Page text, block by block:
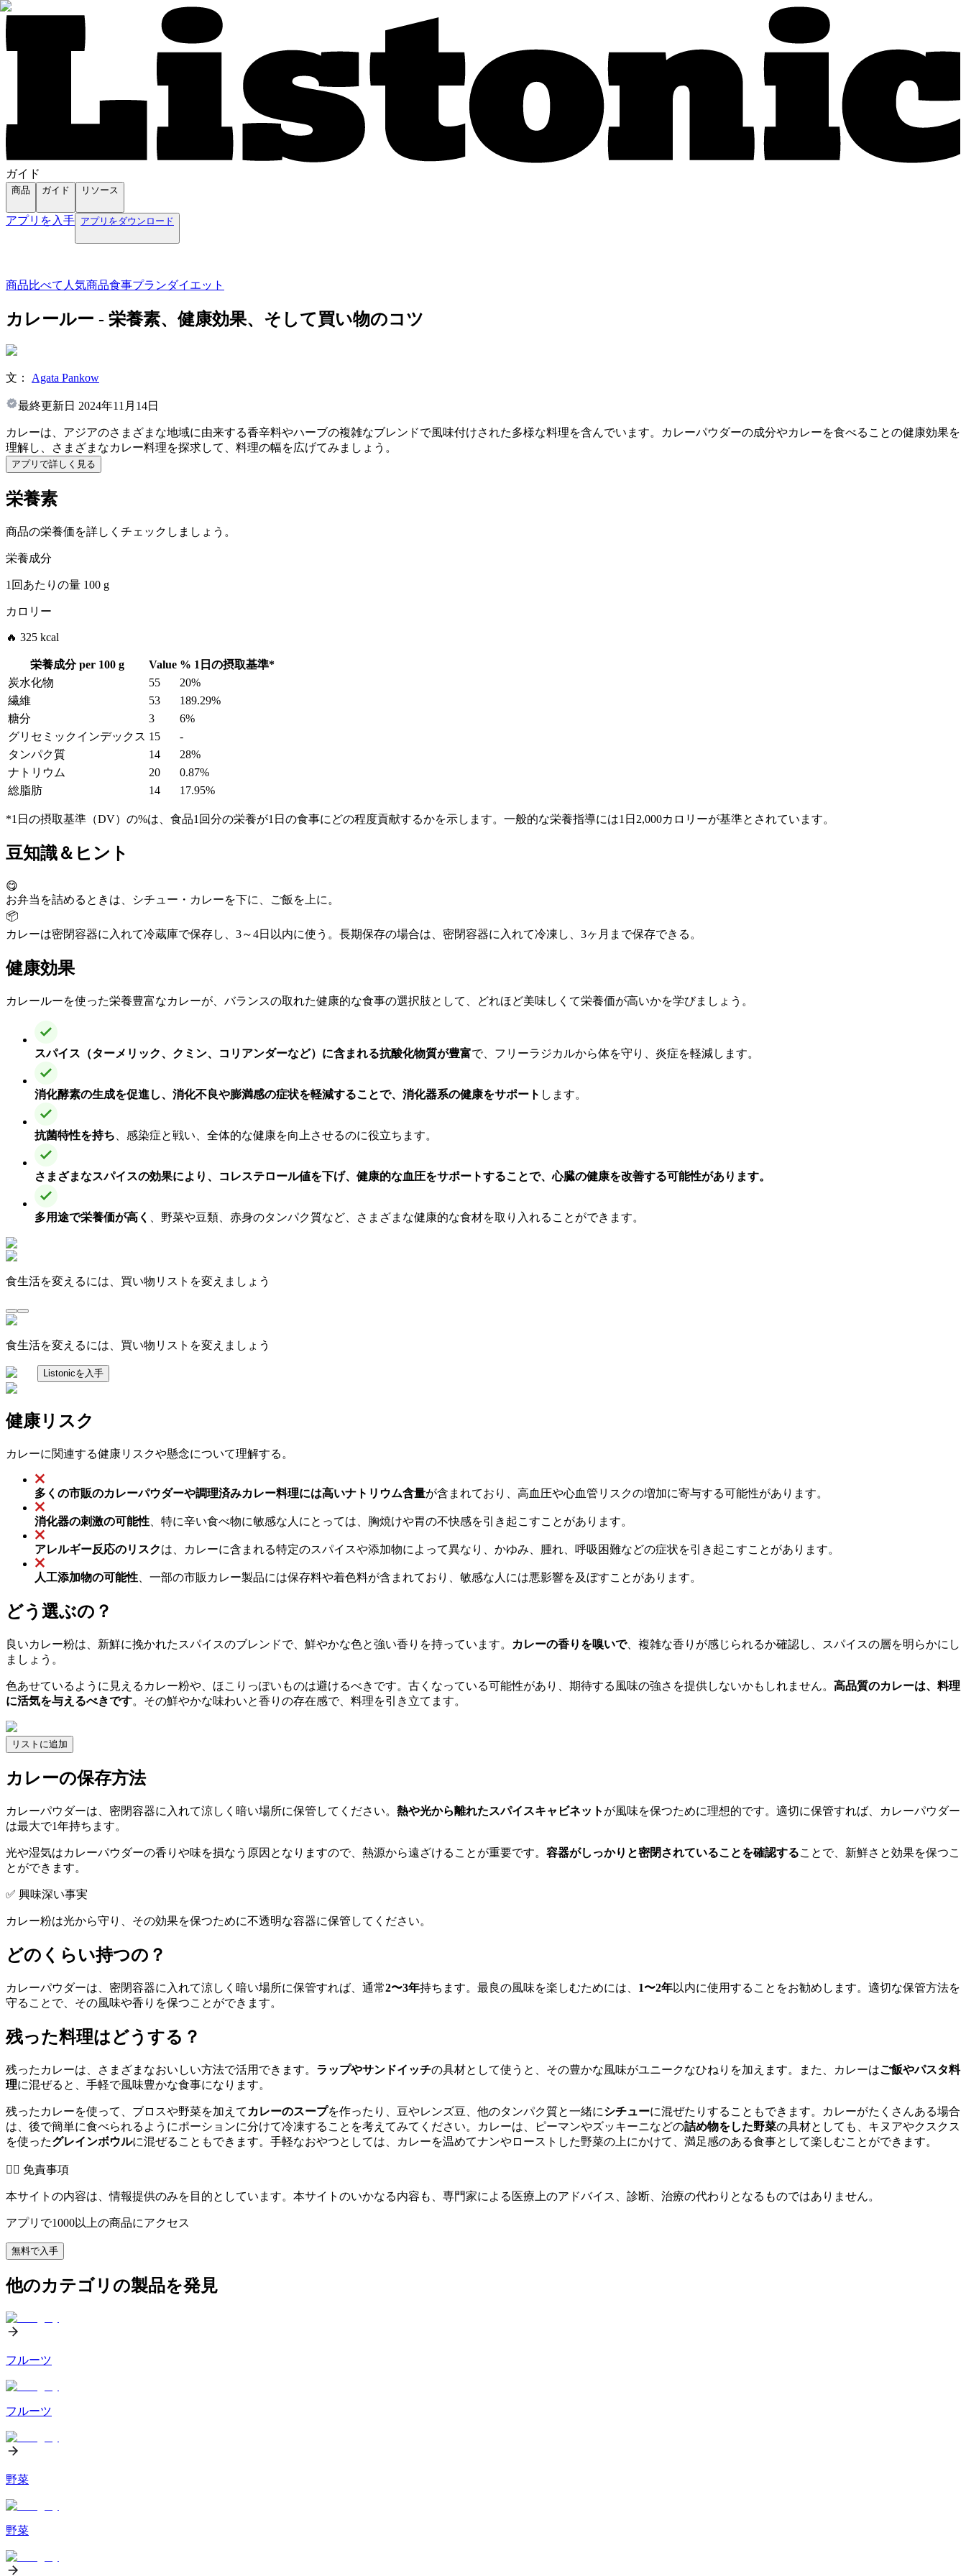
ガイド
商品 ガイド リソース
アプリを入手 アプリをダウンロード
商品比べて 人気商品食事プランダイエット
カレールー - 栄養素、健康効果、そして買い物のコツ
文： Agata Pankow
最終更新日 2024年11月14日
カレーは、アジアのさまざまな地域に由来する香辛料やハーブの複雑なブレンドで風味付けされた多様な料理を含んでいます。カレーパウダーの成分やカレーを食べることの健康効果を
理解し、さまざまなカレー料理を探求して、料理の幅を広げてみましょう。
アプリで詳しく見る
栄養素
商品の栄養価を詳しくチェックしましょう。
栄養成分
1回あたりの量 100 g
カロリー
🔥 325 kcal
栄養成分 per 100 g Value % 1日の摂取基準*
炭水化物
55
20%
繊維
53
189.29%
糖分
3
6%
グリセミックインデックス 15
-
タンパク質
14
28%
ナトリウム
20
0.87%
総脂肪
14 17.95%
*1日の摂取基準（DV）の%は、食品1回分の栄養が1日の食事にどの程度貢献するかを示します。一般的な栄養指導には1日2,000カロリーが基準とされています。
豆知識＆ヒント
😋
お弁当を詰めるときは、シチュー・カレーを下に、ご飯を上に。
📦
カレーは密閉容器に入れて冷蔵庫で保存し、3～4日以内に使う。長期保存の場合は、密閉容器に入れて冷凍し、3ヶ月まで保存できる。
健康効果
カレールーを使った栄養豊富なカレーが、バランスの取れた健康的な食事の選択肢として、どれほど美味しくて栄養価が高いかを学びましょう。
スパイス（ターメリック、クミン、コリアンダーなど）に含まれる抗酸化物質が豊富で、フリーラジカルから体を守り、炎症を軽減します。
消化酵素の生成を促進し、消化不良や膨満感の症状を軽減することで、消化器系の健康をサポート します。
抗菌特性を持ち 、感染症と戦い、全体的な健康を向上させるのに役立ちます。
さまざまなスパイスの効果により、コレステロール値を下げ、健康的な血圧をサポートすることで、心臓の健康を改善する可能性があります。
多用途で栄養価が高く 、野菜や豆類、赤身のタンパク質など、さまざまな健康的な食材を取り入れることができます。
食生活を変えるには、買い物リストを変えましょう
食生活を変えるには、買い物リストを変えましょう
Listonicを入手
健康リスク
カレーに関連する健康リスクや懸念について理解する。
多くの市販のカレーパウダーや調理済みカレー料理には高いナトリウム含量が含まれており、高血圧や心血管リスクの増加に寄与する可能性があります。
消化器の刺激の可能性 、特に辛い食べ物に敏感な人にとっては、胸焼けや胃の不快感を引き起こすことがあります。
アレルギー反応のリスクは、カレーに含まれる特定のスパイスや添加物によって異なり、かゆみ、腫れ、呼吸困難などの症状を引き起こすことがあります。
人工添加物の可能性 、一部の市販カレー製品には保存料や着色料が含まれており、敏感な人には悪影響を及ぼすことがあります。
どう選ぶの？
良いカレー粉は、新鮮に挽かれたスパイスのブレンドで、鮮やかな色と強い香りを持っています。 カレーの香りを嗅いで、複雑な香りが感じられるか確認し、スパイスの層を明らかにし
ましょう。
色あせているように見えるカレー粉や、ほこりっぽいものは避けるべきです。古くなっている可能性があり、期待する風味の強さを提供しないかもしれません。 高品質のカレーは、料理
に活気を与えるべきです。その鮮やかな味わいと香りの存在感で、料理を引き立てます。
リストに追加
カレーの保存方法
カレーパウダーは、密閉容器に入れて涼しく暗い場所に保管してください。 熱や光から離れたスパイスキャビネット が風味を保つために理想的です。適切に保管すれば、カレーパウダー
は最大で1年持ちます。
光や湿気はカレーパウダーの香りや味を損なう原因となりますので、熱源から遠ざけることが重要です。 容器がしっかりと密閉されていることを確認することで、新鮮さと効果を保つこ
とができます。
✅ 興味深い事実
カレー粉は光から守り、その効果を保つために不透明な容器に保管してください。
どのくらい持つの？
カレーパウダーは、密閉容器に入れて涼しく暗い場所に保管すれば、通常2〜3年持ちます。最良の風味を楽しむためには、 1〜2年以内に使用することをお勧めします。適切な保管方法を
守ることで、その風味や香りを保つことができます。
残った料理はどうする？
残ったカレーは、さまざまなおいしい方法で活用できます。 ラップやサンドイッチの具材として使うと、その豊かな風味がユニークなひねりを加えます。また、カレーはご飯やパスタ料
理に混ぜると、手軽で風味豊かな食事になります。
残ったカレーを使って、ブロスや野菜を加えて カレーのスープを作ったり、豆やレンズ豆、他のタンパク質と一緒にシチューに混ぜたりすることもできます。カレーがたくさんある場合
は、後で簡単に食べられるようにポーションに分けて冷凍することを考えてみてください。カレーは、ピーマンやズッキーニなどの詰め物をした野菜の具材としても、キヌアやクスクス
を使ったグレインボウルに混ぜることもできます。手軽なおやつとしては、カレーを温めてナンやローストした野菜の上にかけて、満足感のある食事として楽しむことができます。
👨‍⚕️️ 免責事項
本サイトの内容は、情報提供のみを目的としています。本サイトのいかなる内容も、専門家による医療上のアドバイス、診断、治療の代わりとなるものではありません。
アプリで1000以上の商品にアクセス
無料で入手
他のカテゴリの製品を発見
フルーツ
フルーツ
野菜
野菜